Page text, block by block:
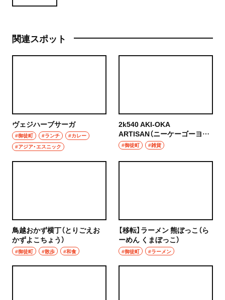
関連スポット
ヴェジハーブサーガ
#御徒町 #ランチ
#カレー
#アジア・エスニック
2k540 AKI-OKA
ARTISAN（ニーケーゴーヨン
マル アキオカ アルチザン）
#御徒町 #雑貨
鳥越おかず横丁（とりごえお
かずよこちょう）
#御徒町 #散歩 #和食
【移転】ラーメン 熊ぼっこ（ら
ーめん くまぼっこ）
#御徒町 #ラーメン